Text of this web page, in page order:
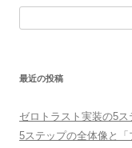
索:
最近の投稿
ゼロトラスト実装の5
5ステップの全体像と「